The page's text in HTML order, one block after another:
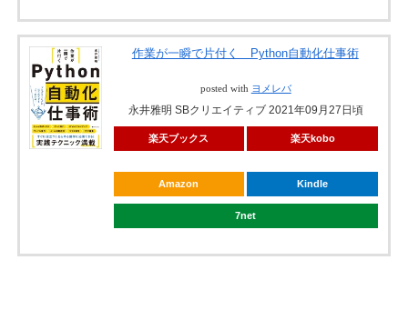
作業が一瞬で片付く Python自動化仕事術
posted with ヨメレバ
永井雅明 SBクリエイティブ 2021年09月27日頃
楽天ブックス 楽天kobo
Amazon Kindle
7net